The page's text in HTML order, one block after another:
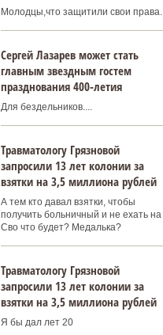
Молодцы,что защитили свои права.
Сергей Лазарев может стать
главным звездным гостем
празднования 400‑летия
Для бездельников....
Травматологу Грязновой
запросили 13 лет колонии за
взятки на 3,5 миллиона рублей
А тем кто давал взятки, чтобы
получить больничный и не ехать на
Сво что будет? Медалька?
Травматологу Грязновой
запросили 13 лет колонии за
взятки на 3,5 миллиона рублей
Я бы дал лет 20